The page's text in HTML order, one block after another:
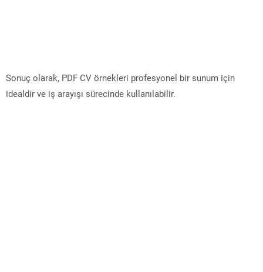
Sonuç olarak, PDF CV örnekleri profesyonel bir sunum için
idealdir ve iş arayışı sürecinde kullanılabilir.